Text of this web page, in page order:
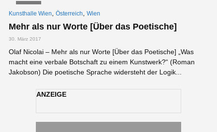
Kunsthalle Wien Österreich Wien
Mehr als nur Worte [Über das Poetische]
30. März 2017
Olaf Nicolai – Mehr als nur Worte [Über das Poetische] „Was
macht eine verbale Botschaft zu einem Kunstwerk?“ (Roman
Jakobson) Die poetische Sprache widersteht der Logik...
ANZEIGE